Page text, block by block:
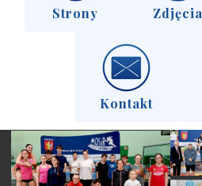
Strony Zdjęcia
Kontakt